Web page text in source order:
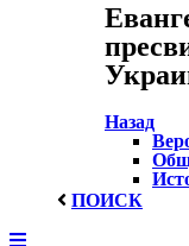
Назад
ПОИСК